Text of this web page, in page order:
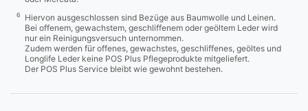
6
Hiervon ausgeschlossen sind Bezüge aus Baumwolle und Leinen.
Bei offenem, gewachstem, geschliffenem oder geöltem Leder wird
nur ein Reinigungsversuch unternommen.
Zudem werden für offenes, gewachstes, geschliffenes, geöltes und
Longlife Leder keine POS Plus Pflegeprodukte mitgeliefert.
Der POS Plus Service bleibt wie gewohnt bestehen.